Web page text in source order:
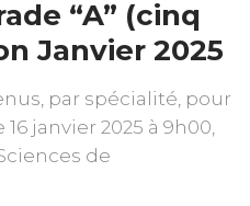
“A” (cinq
Janvier 2025
par spécialité, pour
janvier 2025 à 9h00,
de